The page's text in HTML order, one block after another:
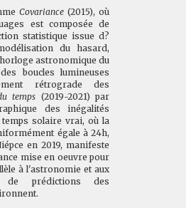
Covariance (2015), où
est composée de
statistique issue d?
du hasard,
astronomique du
boucles lumineuses
rétrograde des
temps (2019-2021) par
des inégalités
solaire vrai, où la
égale à 24h,
en 2019, manifeste
mise en oeuvre pour
à l'astronomie et aux
de prédictions des